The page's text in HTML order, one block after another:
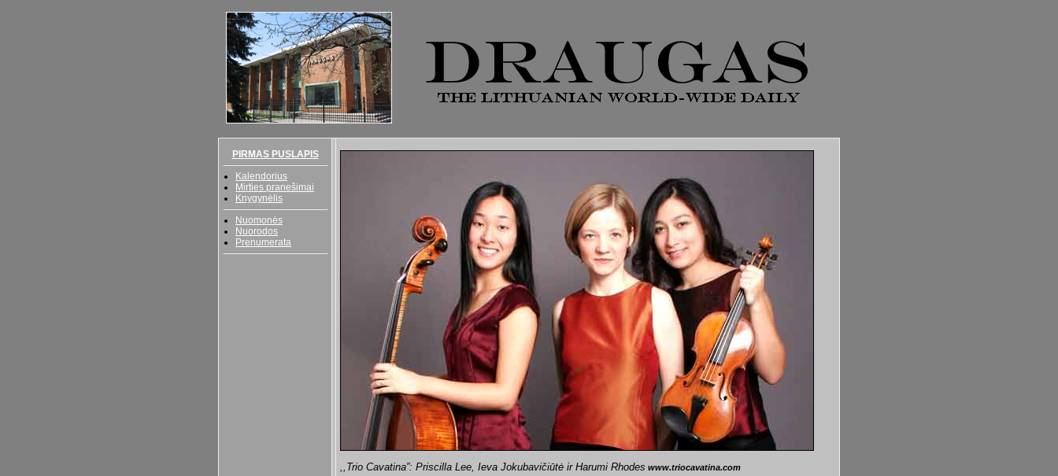
PIRMAS PUSLAPIS
Kalendorius
Mirties pranešimai
Knygynėlis
Nuomonės
Nuorodos
Prenumerata
,,Trio Cavatina”: Priscilla Lee, Ieva Jokubavičiūtė ir Harumi Rhodes www.triocavatina.com